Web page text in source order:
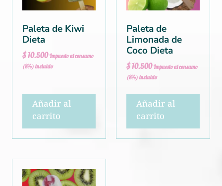
Paleta de Kiwi
Dieta
$10.500 Impuesto al consumo
(8%) incluido
Añadir al
carrito
Paleta de
Limonada de
Coco Dieta
$10.500 Impuesto al consumo
(8%) incluido
Añadir al
carrito